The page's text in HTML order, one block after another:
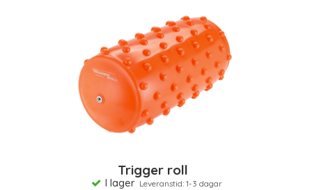
Trigger roll
I lager Leveranstid: 1-3 dagar